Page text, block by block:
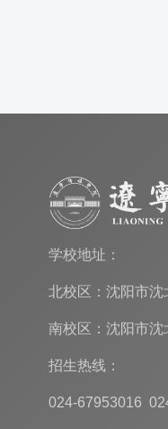
学校地址：
北校区：沈阳市
南校区：沈阳市
招生热线：
024-67953016